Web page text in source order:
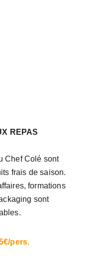
REPAS
Chef Colé sont
frais de saison.
formations
sont
pers.